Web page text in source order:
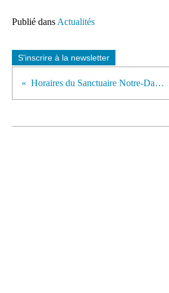
Publié dans Actualités
S'inscrire à la newsletter
Horaires du Sanctuaire Notre-Dame de Lourdes.